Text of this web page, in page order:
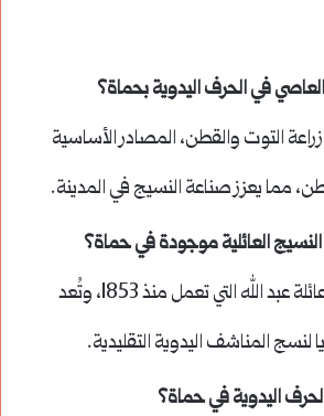
في الحرف اليدوية بحماة؟
التوت والقطن، المصادر الأساسية
مما يعزز صناعة النسيج في المدينة.
العائلية موجودة في حماة؟
نعم، مثل ورشة عائلة عبد الله التي تعمل منذ 1853، وتُعد
لنسج المناشف اليدوية التقليدية.
اليدوية في حماة؟